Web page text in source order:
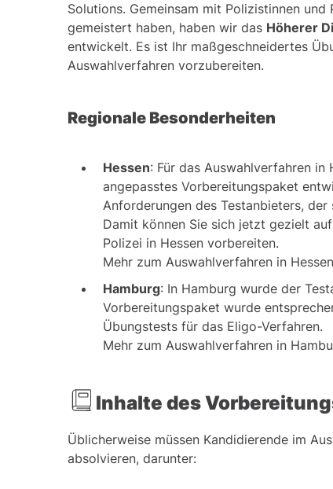
Originalgetreue Übungsbeispiele aus
Induktiv-logisches Denkvermögen
Lernleistung
Induktiv-logisches Schlussfolgern
Das bietet Ihnen unser PrepPack™
FAQ | Häufig gestellte Fragen
Solutions. Gemeinsam mit Polizistinnen
gemeistert haben, haben wir das Höherer
entwickelt. Es ist Ihr maßgeschneidertes
Auswahlverfahren vorzubereiten.
Regionale Besonderheiten
Hessen: Für das Auswahlverfahren
angepasstes Vorbereitungspaket
Anforderungen des Testanbieters,
Damit können Sie sich jetzt gezielt
Polizei in Hessen vorbereiten.
Mehr zum Auswahlverfahren in Hessen
Hamburg: In Hamburg wurde der
Vorbereitungspaket wurde
Übungstests für das Eligo-Verfahren.
Mehr zum Auswahlverfahren in
Inhalte des
Üblicherweise müssen Kandidierende im
absolvieren, darunter: